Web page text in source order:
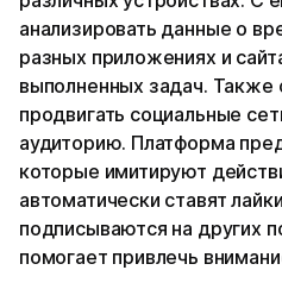
анализировать данные о
разных приложениях и
выполненных задач. Также
продвигать социальные
аудиторию. Платформа
которые имитируют
автоматически ставят
подписываются на других
помогает привлечь